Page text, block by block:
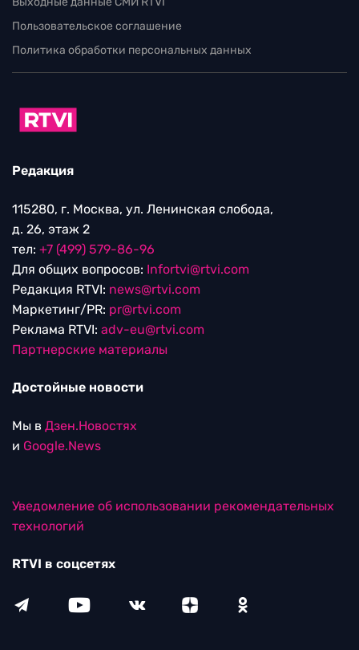
Пользовательское соглашение
Политика обработки персональных данных
Редакция
115280, г. Москва, ул. Ленинская слобода,
д. 26, этаж 2
тел: +7 (499) 579-86-96
Для общих вопросов: Infortvi@rtvi.com
Редакция RTVI: news@rtvi.com
Маркетинг/PR: pr@rtvi.com
Реклама RTVI: adv-eu@rtvi.com
Партнерские материалы
Достойные новости
Мы в Дзен.Новостях
и Google.News
Уведомление об использовании рекомендательных
технологий
RTVI в соцсетях